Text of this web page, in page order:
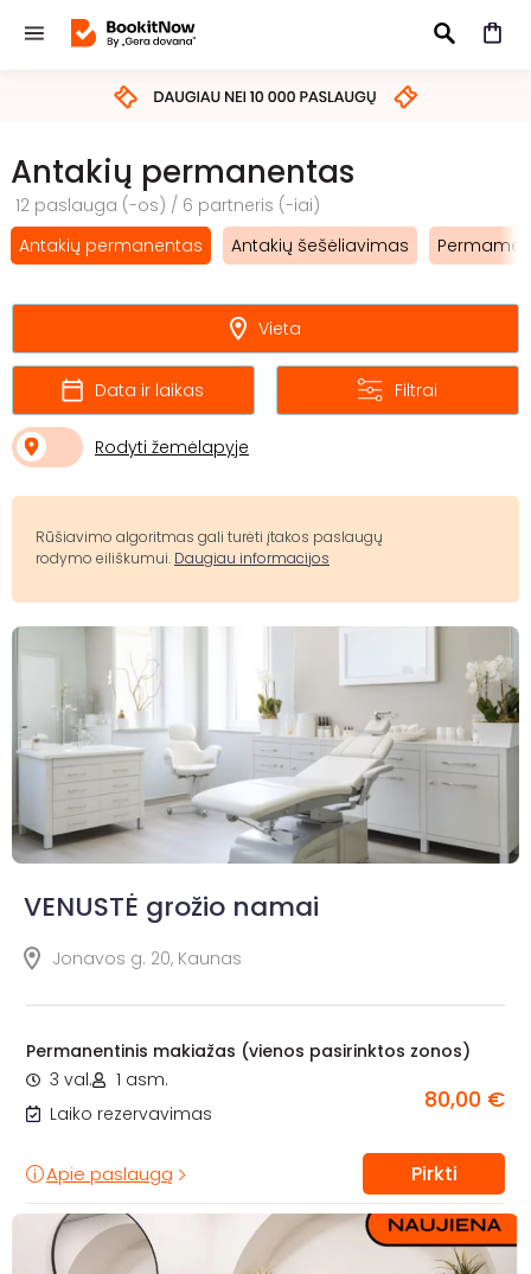
IEŠKOTI
Antakių permanentas
12 paslauga (-os) / 6 partneris (-iai)
Antakių permanentas
Antakių šešėliavimas
Vieta
Data ir laikas Filtrai
Rodyti žemėlapyje
Rūšiavimo algoritmas gali turėti įtakos paslaugų
rodymo eiliškumui. Daugiau informacijos
VENUSTĖ grožio namai
Jonavos g. 20, Kaunas
Permanentinis makiažas (vienos pasirinktos zonos)
3 val.
1 asm.
Laiko rezervavimas
80,00 €
Apie paslaugą Pirkti